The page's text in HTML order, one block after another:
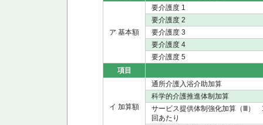
ア 基本額
要介護度 1
要介護度 2
要介護度 3
要介護度 4
要介護度 5
項目
イ 加算額
通所介護入浴介助加算
科学的介護推進体制加算
サービス提供体制強化加算（Ⅲ）
回あたり